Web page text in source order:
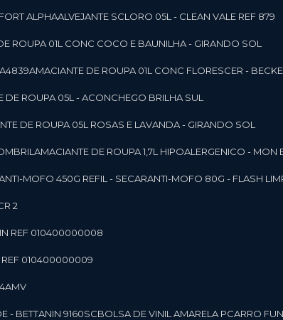
ALPHA ALVEJANTE SCLORO 05L - CLEAN VALE REF 879
ROUPA 01L CONC COCO E BAUNILHA - GIRANDO SOL
AMACIANTE DE ROUPA 01L CONC FLORESCER -
DE ROUPA 05L - ACONCHEGO BRILHA SUL
DE ROUPA 05L ROSAS E LAVANDA - GIRANDO SOL
AMACIANTE DE ROUPA 1,7L HIPOALERGENICO -
ANTI-MOFO 450G REFIL - SECAR ANTI-MOFO 80G - FLASH
2
REF 010400000008
REF 010400000009
- BETTANIN 9160SC BOLSA DE VINIL AMARELA PCARRO